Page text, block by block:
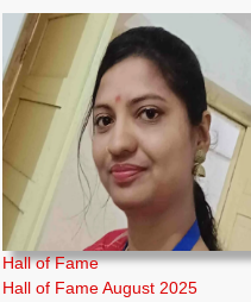
Hall of Fame
Hall of Fame August 2025